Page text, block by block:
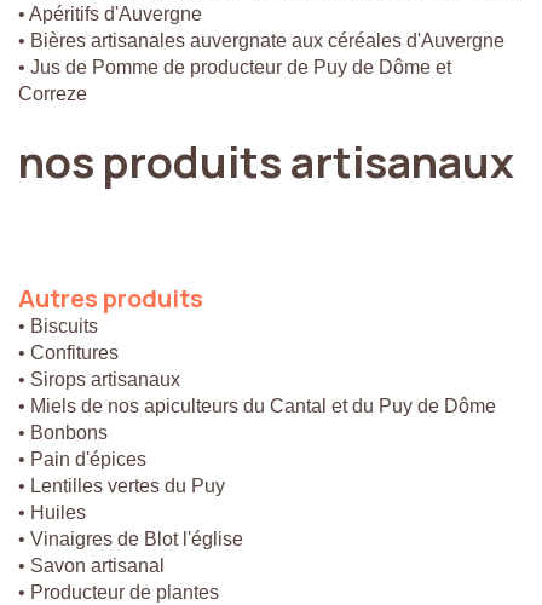
• Apéritifs d'Auvergne
• Bières artisanales auvergnate aux céréales d'Auvergne
• Jus de Pomme de producteur de Puy de Dôme et
Correze
nos produitsartisanaux
Autres produits
• Biscuits
• Confitures
• Sirops artisanaux
• Miels de nos apiculteurs du Cantal et du Puy de Dôme
• Bonbons
• Pain d'épices
• Lentilles vertes du Puy
• Huiles
• Vinaigres de Blot l'église
• Savon artisanal
• Producteur de plantes